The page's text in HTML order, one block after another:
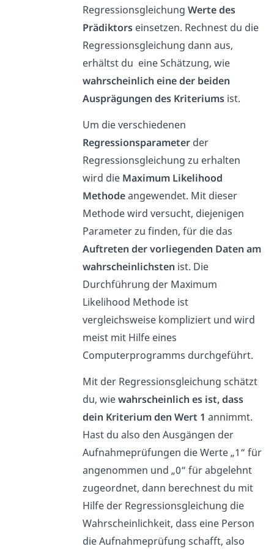
Regressionsgleichung Werte des
Prädiktorseinsetzen. Rechnest du die
Regressionsgleichung dann aus,
erhältst du eine Schätzung, wie
wahrscheinlich eine der beiden
Ausprägungen des Kriteriumsist.
Um die verschiedenen
Regressionsparameterder
Regressionsgleichung zu erhalten
wird die Maximum Likelihood
Methodeangewendet. Mit dieser
Methode wird versucht, diejenigen
Parameter zu finden, für die das
Auftreten der vorliegenden Daten am
wahrscheinlichsten ist. Die
Durchführung der Maximum
Likelihood Methode ist
vergleichsweise kompliziert und wird
meist mit Hilfe eines
Computerprogramms durchgeführt.
Mit der Regressionsgleichung schätzt
du, wiewahrscheinlich es ist, dass
dein Kriterium den Wert 1 annimmt.
Hast du also den Ausgängen der
Aufnahmeprüfungen die Werte „1“ für
angenommen und „0“ für abgelehnt
zugeordnet, dann berechnest du mit
Hilfe der Regressionsgleichung die
Wahrscheinlichkeit, dass eine Person
die Aufnahmeprüfung schafft, also